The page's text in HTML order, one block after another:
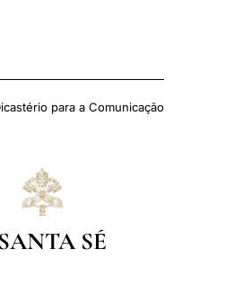
para a Comunicação
SANTA SÉ